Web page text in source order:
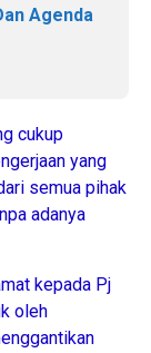
Agenda
cukup
yang
semua pihak
adanya
kepada Pj
oleh